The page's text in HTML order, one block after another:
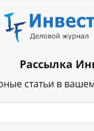
Рассылка
статьи в